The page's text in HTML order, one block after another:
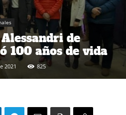
de
100 años de vida
2021 825